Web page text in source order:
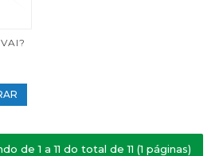
de 1 a 11 do total de 11 (1 páginas)